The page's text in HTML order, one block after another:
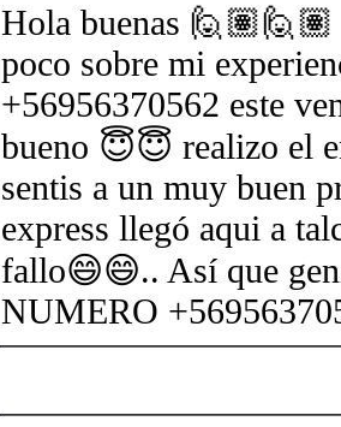
Hola buenas
poco sobre mi
+56956370562 este
bueno 😇😇 realizo el
sentis a un muy buen
express llegó aqui a
fallo😄😄.. Así que
NUMERO